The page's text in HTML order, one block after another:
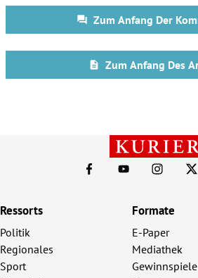
Ressorts
Politik
Regionales
Sport
Formate
E-Paper
Mediathek
Gewinnspiele